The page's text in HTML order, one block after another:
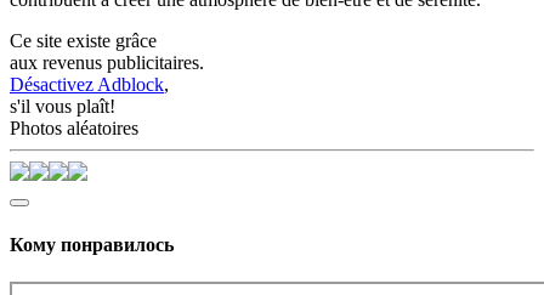
Ce site existe grâce
aux revenus publicitaires.
Désactivez Adblock,
s'il vous plaît!
Photos aléatoires
Кому понравилось